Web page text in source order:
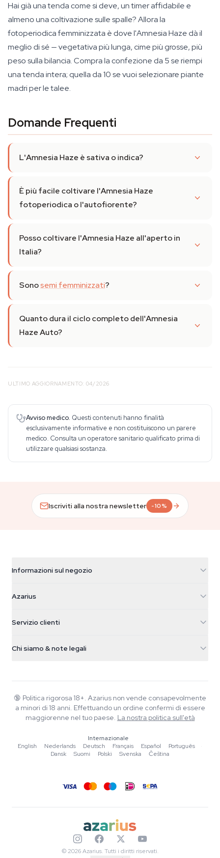
Hai già una tenda come si deve, un timer affidabile e
almeno una coltivazione sulle spalle? Allora la
fotoperiodica femminizzata è dove l'Amnesia Haze dà il
meglio di sé — vegetativa più lunga, cime più grosse, più
peso sulla bilancia. Compra la confezione da 5 se riempi
una tenda intera; quella da 10 se vuoi selezionare piante
madri per le talee.
Domande Frequenti
L'Amnesia Haze è sativa o indica?
È più facile coltivare l'Amnesia Haze
fotoperiodica o l'autofiorente?
Posso coltivare l'Amnesia Haze all'aperto in
Italia?
Sonosemi femminizzati?
Quanto dura il ciclo completo dell'Amnesia
Haze Auto?
ULTIMO AGGIORNAMENTO: 04/2026
Avviso medico. Questi contenuti hanno finalità
esclusivamente informative e non costituiscono un parere
medico. Consulta un operatore sanitario qualificato prima di
utilizzare qualsiasi sostanza.
Iscriviti alla nostra newsletter -10%
Informazioni sul negozio
Galvaniweg 11
Nederland
+31(0)204897914
Azarius
Smokeshop
Servizio clienti
FAQ
Informativa sulla privacy
Chi siamo & note legali
Wiki
Blog
Musica
Linee guida editoriali
Strumenti e Calcolatori
🔞 Politica rigorosa 18+. Azarius non vende consapevolmente
a minori di 18 anni. Effettuando un ordine confermi di essere
maggiorenne nel tuo paese. La nostra politica sull'età
Internazionale
English
·Nederlands ·Deutsch ·Français ·Español ·Português
·
Dansk
·Suomi ·Polski ·Svenska ·Čeština
© 2026 Azarius. Tutti i diritti riservati.